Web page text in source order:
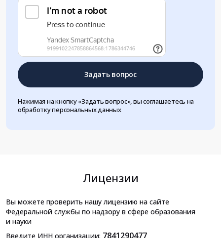
Задать вопрос
Нажимая на кнопку «Задать вопрос», вы соглашаетесь на
обработку персональных данных
Лицензии
Вы можете проверить нашу лицензию на сайте
Федеральной службы по надзору в сфере образования
и науки
Введите ИНН организации: 7841290477